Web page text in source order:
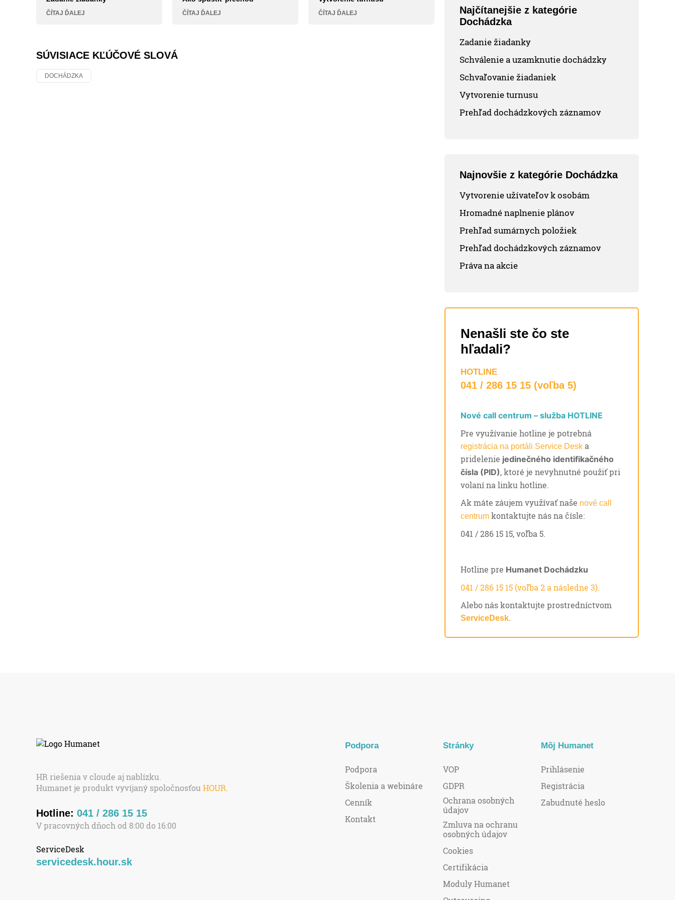
ČÍTAJ ĎALEJ ČÍTAJ ĎALEJ ČÍTAJ ĎALEJ
SÚVISIACE KĽÚČOVÉ SLOVÁ
DOCHÁDZKA
Najčítanejšie z kategórie
Dochádzka
Zadanie žiadanky
Schválenie a uzamknutie dochádzky
Schvaľovanie žiadaniek
Vytvorenie turnusu
Prehľad dochádzkových záznamov
Najnovšie z kategórie Dochádzka
Vytvorenie užívateľov k osobám
Hromadné naplnenie plánov
Prehľad sumárnych položiek
Prehľad dochádzkových záznamov
Práva na akcie
Nenašli ste čo ste
hľadali?
HOTLINE
041 / 286 15 15 (voľba 5)
Nové call centrum – služba HOTLINE
Pre využívanie hotline je potrebná
registrácia na portáli Service Desk a
pridelenie jedinečného identifikačného
čísla (PID), ktoré je nevyhnutné použiť pri
volaní na linku hotline.
Ak máte záujem využívať naše nové call
centrum kontaktujte nás na čísle:
041 / 286 15 15, voľba 5.
Hotline pre Humanet Dochádzku
041 / 286 15 15 (voľba 2 a následne 3).
Alebo nás kontaktujte prostredníctvom
ServiceDesk.
HR riešenia v cloude aj nablízku.
Humanet je produkt vyvíjaný spoločnosťou HOUR
Hotline: 041 / 286 15 15
V pracovných dňoch od 8:00 do 16:00
ServiceDesk
servicedesk.hour.sk
Podpora
Podpora
Školenia a webináre
Cenník
Kontakt
Stránky
VOP
GDPR
Ochrana osobných
údajov
Zmluva na ochranu
osobných údajov
Cookies
Certifikácia
Moduly Humanet
Môj Humanet
Prihlásenie
Registrácia
Zabudnuté heslo